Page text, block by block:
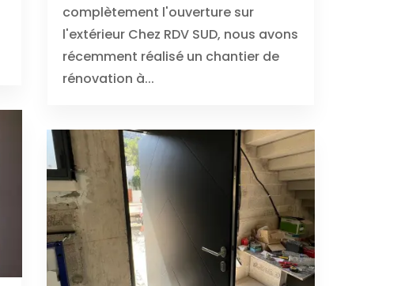
complètement l'ouverture sur
l'extérieur Chez RDV SUD, nous avons
récemment réalisé un chantier de
rénovation à...